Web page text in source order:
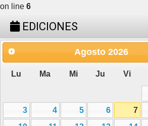
on line 6
EDICIONES
Agosto 2026
Lu Ma Mi Ju Vi
3
4 5 6 7